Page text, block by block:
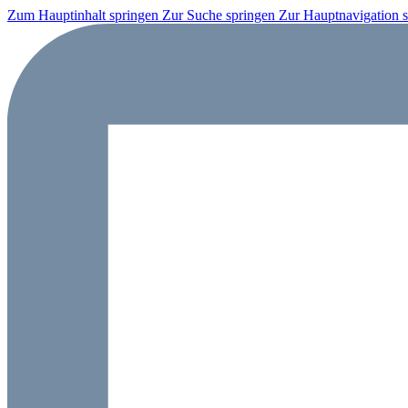
Zum Hauptinhalt springen Zur Suche springen Zur Hauptnavigation